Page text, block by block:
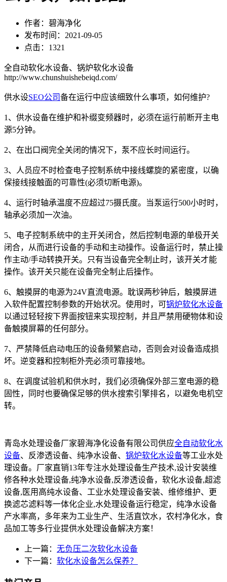
作者：碧海净化
发布时间：2021-09-05
点击：1321
全自动软化水设备、锅炉软化水设备
http://www.chunshuishebeiqd.com/
供水设SEO公司备在运行中应该细致什么事项，如何维护?
1、供水设备在维护和补缀变频器时，必须在运行前断开主电
源5分钟。
2、在出口阀完全关闭的情况下，泵不应长时间运行。
3、人员应不时检查电子控制系统中接线螺旋的紧密度，以确
保接线接触面的可靠性(必须切断电源)。
4、运行时轴承温度不应超过75摄氏度。当泵运行500小时时，
轴承必须加一次油。
5、电子控制系统中的主开关闭合，然后控制电源的单极开关
闭合，从而进行设备的手动和主动操作。设备运行时，禁止操
作主动/手动转换开关。只有当设备完全制止时，该开关才能
操作。该开关只能在设备完全制止后操作。
6、触摸屏的电源为24V直流电源。耽误两秒钟后，触摸屏进
入软件配置控制参数的开始状况。使用时，可锅炉软化水设备
以通过轻轻按下界面按钮来实现控制，并且严禁用硬物体和设
备触摸屏幕的任何部分。
7、严禁降低启动电压的设备频繁启动，否则会对设备造成损
坏。逆变器和控制柜外壳必须可靠接地。
8、在调度试验机和供水时，我们必须确保外部三室电源的稳
固性，同时也要确保足够的供水搜索引擎排名，以避免电机空
转。
青岛水处理设备厂家碧海净化设备有限公司供应全自动软化水
设备、反渗透设备、纯净水设备、 锅炉软化水设备等工业水处
理设备。厂家直销13年专注水处理设备生产技术,设计安装维
修各种水处理设备,纯净水设备,反渗透设备，软化水设备,超滤
设备,医用高纯水设备、工业水处理设备安装、维修维护、更
换滤芯滤料等一体化企业,水处理设备运行稳定，纯净水设备
产水率高，多年来为工业生产、生活直饮水，农村净化水，食
品加工等多行业提供水处理设备解决方案！
上一篇： 无负压二次软化水设备
下一篇： 软化水设备怎么保养？